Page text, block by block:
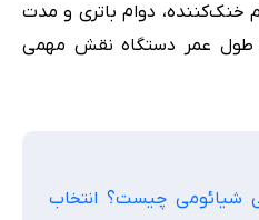
خنک‌کننده، دوام باتری و مدت
طول عمر دستگاه نقش مهمی
شیائومی چیست؟ انتخاب